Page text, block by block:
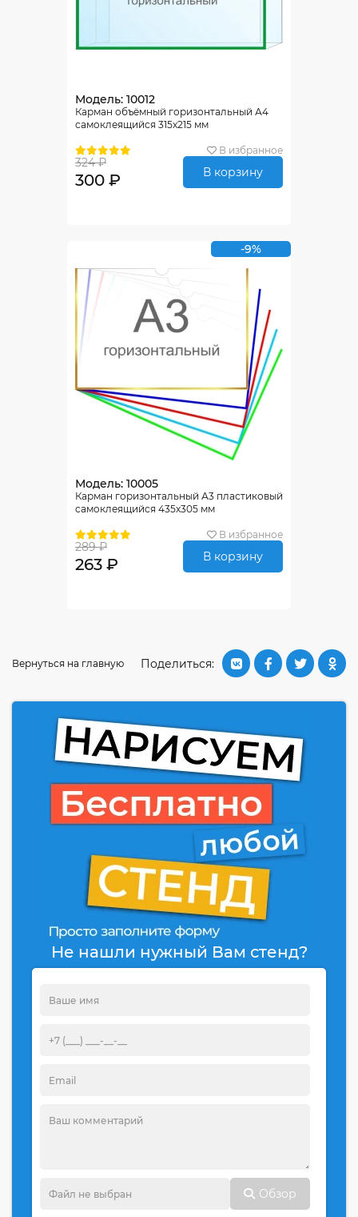
Модель: 10012
Карман объёмный горизонтальный А4
самоклеящийся 315х215 мм
В избранное
324 ₽
300 ₽ В корзину
-9%
Модель: 10005
Карман горизонтальный А3 пластиковый
самоклеящийся 435х305 мм
В избранное
289 ₽
263 ₽ В корзину
Поделиться:
Вернуться на главную
Не нашли нужный Вам стенд?
Обзор